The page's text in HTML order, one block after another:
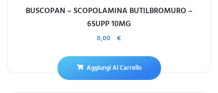
BUSCOPAN – SCOPOLAMINA BUTILBROMURO –
6SUPP 10MG
0,00 €
Aggiungi Al Carrello